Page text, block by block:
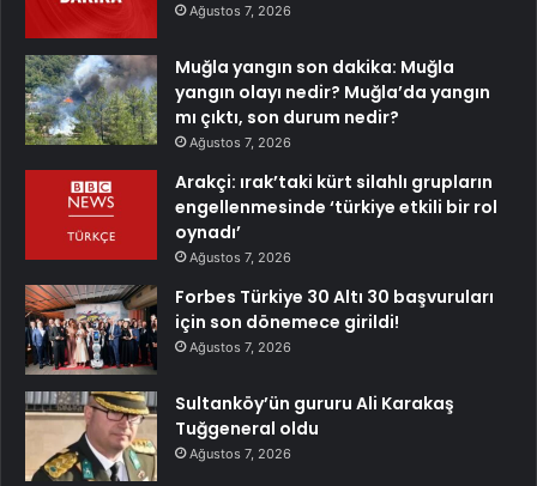
Ağustos 7, 2026
Muğla yangın son dakika: Muğla
yangın olayı nedir? Muğla’da yangın
mı çıktı, son durum nedir?
Ağustos 7, 2026
Arakçi: ırak’taki kürt silahlı grupların
engellenmesinde ‘türkiye etkili bir rol
oynadı’
Ağustos 7, 2026
Forbes Türkiye 30 Altı 30 başvuruları
için son dönemece girildi!
Ağustos 7, 2026
Sultanköy’ün gururu Ali Karakaş
Tuğgeneral oldu
Ağustos 7, 2026